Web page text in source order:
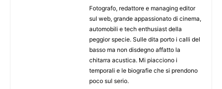
Fotografo, redattore e managing editor
sul web, grande appassionato di cinema,
automobili e tech enthusiast della
peggior specie. Sulle dita porto i calli del
basso ma non disdegno affatto la
chitarra acustica. Mi piacciono i
temporali e le biografie che si prendono
poco sul serio.